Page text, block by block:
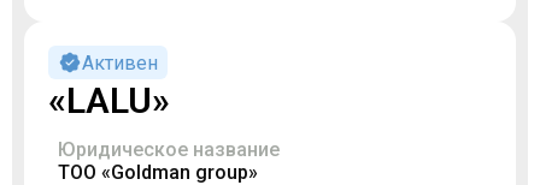
Активен
«LALU»
Юридическое название
ТОО «Goldman group»